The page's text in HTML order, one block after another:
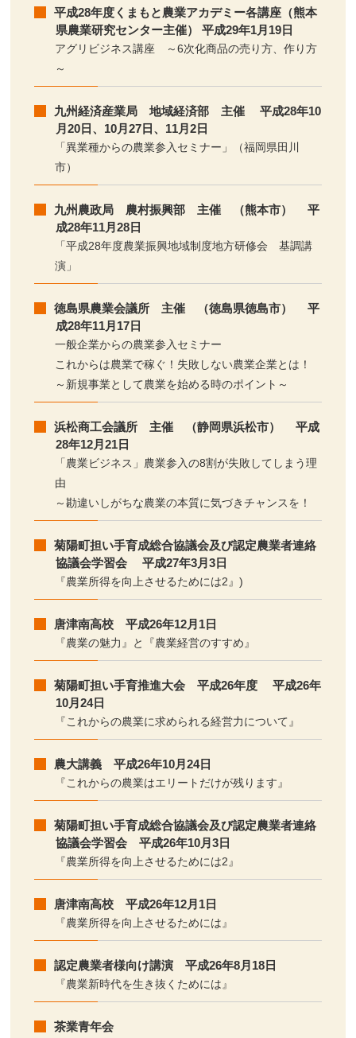
平成28年度くまもと農業アカデミー各講座（熊本
県農業研究センター主催） 平成29年1月19日
アグリビジネス講座 ～6次化商品の売り方、作り方
～
九州経済産業局 地域経済部 主催 平成28年10
月20日、10月27日、11月2日
「異業種からの農業参入セミナー」（福岡県田川
市）
九州農政局 農村振興部 主催 （熊本市） 平
成28年11月28日
「平成28年度農業振興地域制度地方研修会 基調講
演」
徳島県農業会議所 主催 （徳島県徳島市） 平
成28年11月17日
一般企業からの農業参入セミナー
これからは農業で稼ぐ！失敗しない農業企業とは！
～新規事業として農業を始める時のポイント～
浜松商工会議所 主催 （静岡県浜松市） 平成
28年12月21日
「農業ビジネス」農業参入の8割が失敗してしまう理
由
～勘違いしがちな農業の本質に気づきチャンスを！
菊陽町担い手育成総合協議会及び認定農業者連絡
協議会学習会 平成27年3月3日
『農業所得を向上させるためには2』)
唐津南高校 平成26年12月1日
『農業の魅力』と『農業経営のすすめ』
菊陽町担い手育推進大会 平成26年度 平成26年
10月24日
『これからの農業に求められる経営力について』
農大講義 平成26年10月24日
『これからの農業はエリートだけが残ります』
菊陽町担い手育成総合協議会及び認定農業者連絡
協議会学習会 平成26年10月3日
『農業所得を向上させるためには2』
唐津南高校 平成26年12月1日
『農業所得を向上させるためには』
認定農業者様向け講演 平成26年8月18日
『農業新時代を生き抜くためには』
茶業青年会